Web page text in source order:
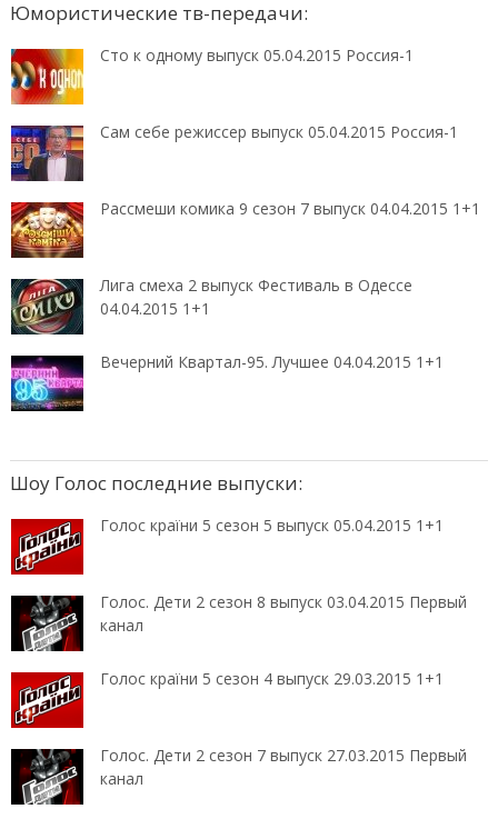
Юмористические тв-передачи:
Сто к одному выпуск 05.04.2015 Россия-1
Сам себе режиссер выпуск 05.04.2015 Россия-1
Рассмеши комика 9 сезон 7 выпуск 04.04.2015 1+1
Лига смеха 2 выпуск Фестиваль в Одессе
04.04.2015 1+1
Вечерний Квартал-95. Лучшее 04.04.2015 1+1
Шоу Голос последние выпуски:
Голос країни 5 сезон 5 выпуск 05.04.2015 1+1
Голос. Дети 2 сезон 8 выпуск 03.04.2015 Первый
канал
Голос країни 5 сезон 4 выпуск 29.03.2015 1+1
Голос. Дети 2 сезон 7 выпуск 27.03.2015 Первый
канал